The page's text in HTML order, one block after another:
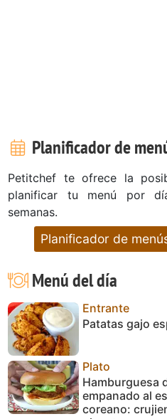
Planificador de
Petitchef te ofrece la
planificar tu menú por
semanas.
Planificador de
Menú del día
Entrante
Patatas gajo
Plato
Hamburguesa
empanado al
coreano: